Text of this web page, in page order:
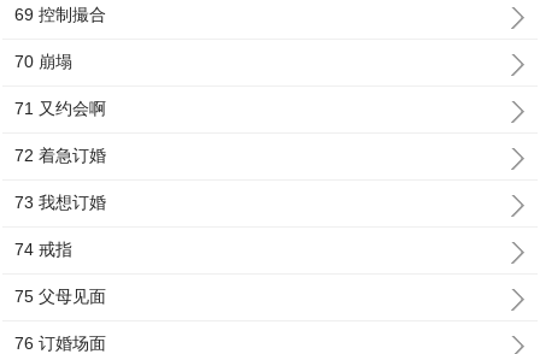
69 控制撮合
70 崩塌
71 又约会啊
72 着急订婚
73 我想订婚
74 戒指
75 父母见面
76 订婚场面